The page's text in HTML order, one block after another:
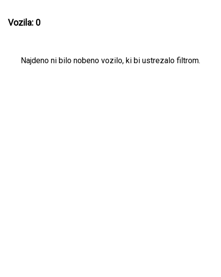
Vozila: 0
Najdeno ni bilo nobeno vozilo, ki bi ustrezalo filtrom.